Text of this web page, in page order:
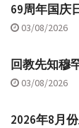
69周年国庆
03/08/2026
回教先知穆
03/08/2026
2026年8月